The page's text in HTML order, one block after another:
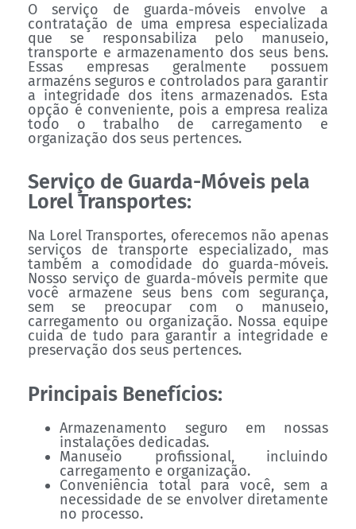
O serviço de guarda-móveis envolve a
contratação de uma empresa especializada
que se responsabiliza pelo manuseio,
transporte e armazenamento dos seus bens.
Essas empresas geralmente possuem
armazéns seguros e controlados para garantir
a integridade dos itens armazenados. Esta
opção é conveniente, pois a empresa realiza
todo o trabalho de carregamento e
organização dos seus pertences.
Serviço de Guarda-Móveis pela
Lorel Transportes:
Na Lorel Transportes, oferecemos não apenas
serviços de transporte especializado, mas
também a comodidade do guarda-móveis.
Nosso serviço de guarda-móveis permite que
você armazene seus bens com segurança,
sem se preocupar com o manuseio,
carregamento ou organização. Nossa equipe
cuida de tudo para garantir a integridade e
preservação dos seus pertences.
Principais Benefícios:
Armazenamento seguro em nossas
instalações dedicadas.
Manuseio profissional, incluindo
carregamento e organização.
Conveniência total para você, sem a
necessidade de se envolver diretamente
no processo.